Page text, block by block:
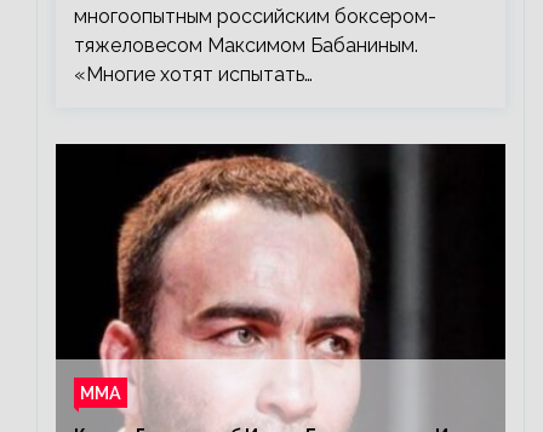
многоопытным российским боксером-
тяжеловесом Максимом Бабаниным.
«Многие хотят испытать…
ММА